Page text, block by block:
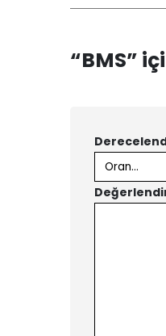
“BMS”